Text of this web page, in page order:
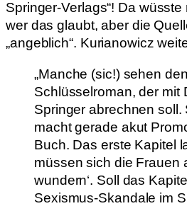
Springer-Verlags“! Da
wer das glaubt, aber die
„angeblich“. Kurianowicz
„Manche (sic!) sehen
Schlüsselroman, der mit
Springer abrechnen soll.
macht gerade akut
Buch. Das erste Kapitel
müssen sich die Frauen
wundern‘. Soll das
Sexismus-Skandale im